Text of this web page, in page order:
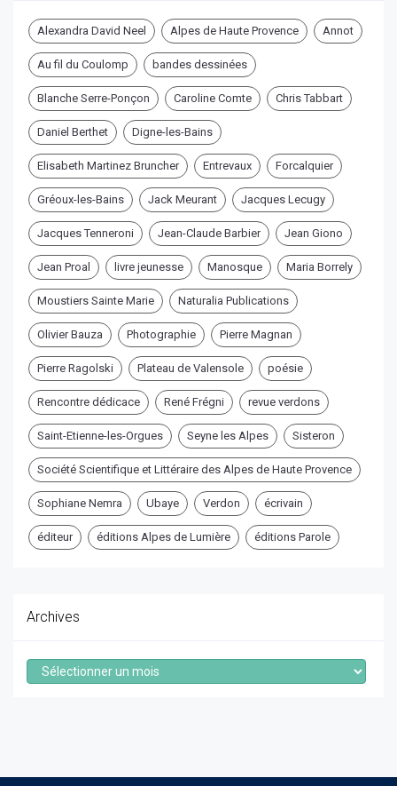
Alexandra David Neel Alpes de Haute Provence Annot
Au fil du Coulomp bandes dessinées
Blanche Serre-Ponçon Caroline Comte Chris Tabbart
Daniel Berthet Digne-les-Bains
Elisabeth Martinez Bruncher Entrevaux Forcalquier
Gréoux-les-Bains Jack Meurant Jacques Lecugy
Jacques Tenneroni Jean-Claude Barbier Jean Giono
Jean Proal livre jeunesse Manosque Maria Borrely
Moustiers Sainte Marie Naturalia Publications
Olivier Bauza Photographie Pierre Magnan
Pierre Ragolski Plateau de Valensole poésie
Rencontre dédicace René Frégni revue verdons
Saint-Etienne-les-Orgues Seyne les Alpes Sisteron
Société Scientifique et Littéraire des Alpes de Haute Provence
Sophiane Nemra Ubaye Verdon écrivain
éditeur éditions Alpes de Lumière éditions Parole
Archives
Archives